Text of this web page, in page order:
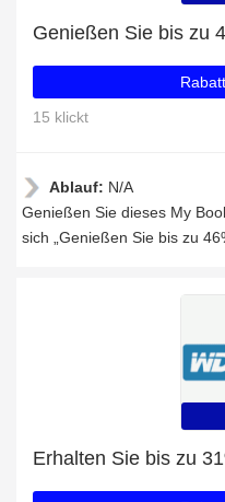
15 klickt
Ablauf: N/A
Genießen Sie dieses My
sich „Genießen Sie bis zu